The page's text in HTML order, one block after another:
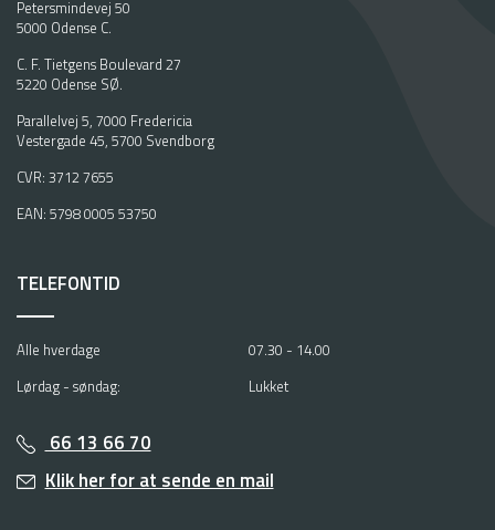
Petersmindevej 50
5000 Odense C.
C. F. Tietgens Boulevard 27
5220 Odense SØ.
Parallelvej 5, 7000 Fredericia
Vestergade 45, 5700 Svendborg
CVR: 3712 7655
EAN: 5798 0005 53750
TELEFONTID
Alle hverdage
07.30 - 14.00
Lørdag - søndag:
Lukket
66 13 66 70
Klik her for at sende en mail